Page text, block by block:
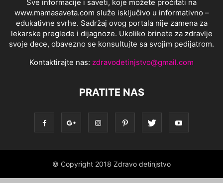
Sve informacije i saveti, koje možete pročitati na
www.mamasaveta.com služe isključivo u informativno –
edukativne svrhe. Sadržaj ovog portala nije zamena za
lekarske preglede i dijagnoze. Ukoliko brinete za zdravlje
svoje dece, obavezno se konsultujte sa svojim pedijatrom.
Kontaktirajte nas: zdravodetinjstvo@gmail.com
PRATITE NAS
© Copyright 2018 Zdravo detinjstvo